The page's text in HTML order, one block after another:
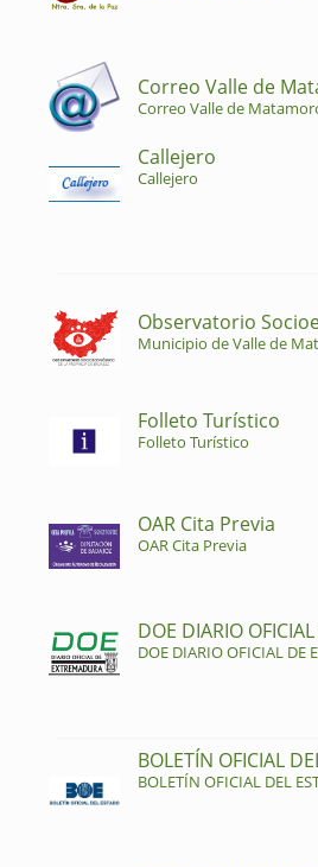
Correo Valle de
Correo Valle de
Callejero
Callejero
Observatorio
Municipio de Valle de
Folleto Turístico
Folleto Turístico
OAR Cita Previa
OAR Cita Previa
DOE DIARIO
DOE DIARIO OFICIAL DE
BOLETÍN OFICIAL
BOLETÍN OFICIAL DEL